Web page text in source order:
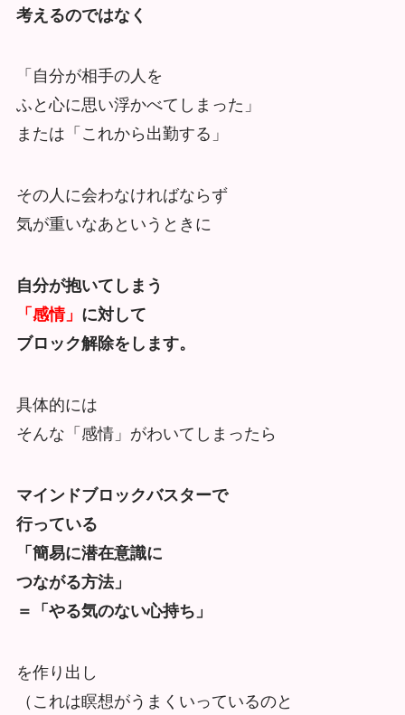
考えるのではなく
「自分が相手の人を
ふと心に思い浮かべてしまった」
または「これから出勤する」
その人に会わなければならず
気が重いなあというときに
自分が抱いてしまう
「感情」 に対して
ブロック解除をします。
具体的には
そんな「感情」がわいてしまったら
マインドブロックバスターで
行っている
「簡易に潜在意識に
つながる方法」
＝「やる気のない心持ち」
を作り出し
（これは瞑想がうまくいっているのと